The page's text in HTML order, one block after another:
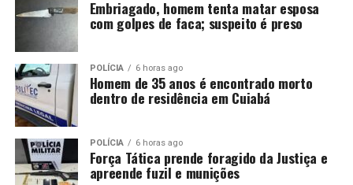
– aumenta muito e eles
arrasam com a produção”,
acentua.
Por isso, Francis defende também políticas públicas de
implementação de tecnologias para que as comunidades
consigam captar e armazenar a própria água e gerar a
energia consumida, ficando menos vulneráveis aos
Embriagado, homem tenta matar esposa
com golpes de faca; suspeito é preso
POLÍCIA 6 horas ago
Homem de 35 anos é encontrado morto
dentro de residência em Cuiabá
POLÍCIA 6 horas ago
Força Tática prende foragido da Justiça e
apreende fuzil e munições